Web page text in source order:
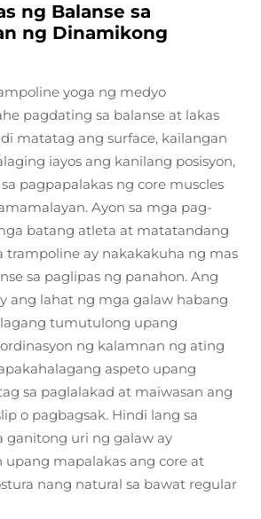
ng Balanse sa
ng Dinamikong
yoga ng medyo
pagdating sa balanse at lakas
matatag ang surface, kailangan
iayos ang kanilang posisyon,
pagpapalakas ng core muscles
Ayon sa mga pag-
batang atleta at matatandang
trampoline ay nakakakuha ng mas
sa paglipas ng panahon. Ang
ang lahat ng mga galaw habang
tumutulong upang
ng kalamnan ng ating
aspeto upang
sa paglalakad at maiwasan ang
o pagbagsak. Hindi lang sa
ganitong uri ng galaw ay
mapalakas ang core at
nang natural sa bawat regular